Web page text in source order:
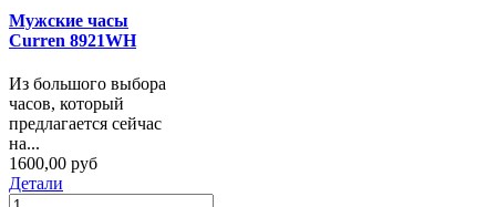
Мужские часы
Curren 8921WH
Из большого выбора
часов, который
предлагается сейчас
на...
1600,00 руб
Детали